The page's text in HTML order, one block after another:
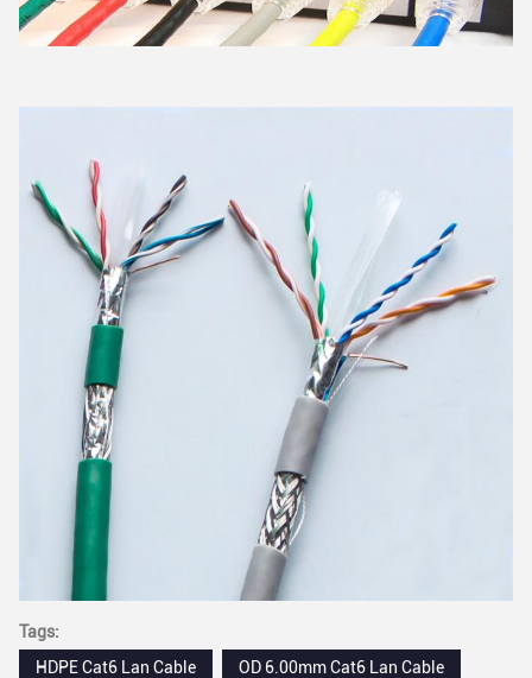
Tags:
HDPE Cat6 Lan Cable
OD 6.00mm Cat6 Lan Cable